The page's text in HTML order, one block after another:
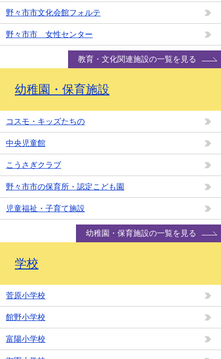
野々市市文化会館フォルテ
野々市市 女性センター
教育・文化関連施設の一覧を見る
幼稚園・保育施設
コスモ・キッズたちの
中央児童館
こうさぎクラブ
野々市市の保育所・認定こども園
児童福祉・子育て施設
幼稚園・保育施設の一覧を見る
学校
菅原小学校
館野小学校
富陽小学校